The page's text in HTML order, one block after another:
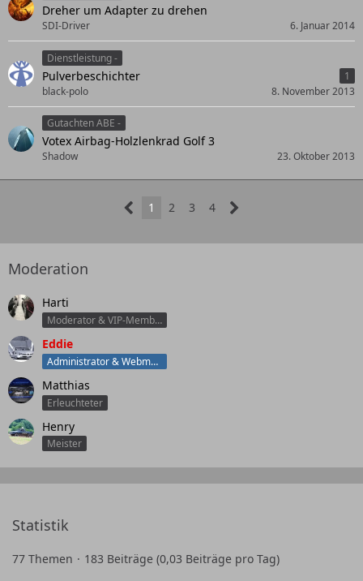
Dreher um Adapter zu drehen
SDI-Driver 6. Januar 2014
Dienstleistung -
Pulverbeschichter
1
black-polo
8. November 2013
Gutachten ABE -
Votex Airbag-Holzlenkrad Golf 3
Shadow 23. Oktober 2013
1 2 3 4
Moderation
Harti
Moderator & VIP-Member
Eddie
Administrator & Webmaster
Matthias
Erleuchteter
Henry
Meister
Statistik
77 Themen 183 Beiträge (0,03 Beiträge pro Tag)